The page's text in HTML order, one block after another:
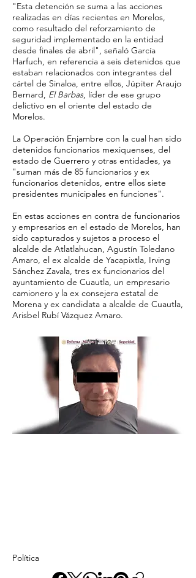
"Esta detención se suma a las acciones
realizadas en días recientes en Morelos,
como resultado del reforzamiento de
seguridad implementado en la entidad
desde finales de abril", señaló García
Harfuch, en referencia a seis detenidos que
estaban relacionados con integrantes del
cártel de Sinaloa, entre ellos, Júpiter Araujo
Bernard, El Barbas, líder de ese grupo
delictivo en el oriente del estado de
Morelos.
La Operación Enjambre con la cual han sido
detenidos funcionarios mexiquenses, del
estado de Guerrero y otras entidades, ya
"suman más de 85 funcionarios y ex
funcionarios detenidos, entre ellos siete
presidentes municipales en funciones".
En estas acciones en contra de funcionarios
y empresarios en el estado de Morelos, han
sido capturados y sujetos a proceso el
alcalde de Atlatlahucan, Agustín Toledano
Amaro, el ex alcalde de Yacapixtla, Irving
Sánchez Zavala, tres ex funcionarios del
ayuntamiento de Cuautla, un empresario
camionero y la ex consejera estatal de
Morena y ex candidata a alcalde de Cuautla,
Arisbel Rubí Vázquez Amaro.
Política